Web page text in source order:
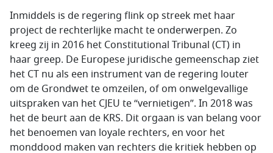
Inmiddels is de regering flink op streek met haar
project de rechterlijke macht te onderwerpen. Zo
kreeg zij in 2016 het Constitutional Tribunal (CT) in
haar greep. De Europese juridische gemeenschap ziet
het CT nu als een instrument van de regering louter
om de Grondwet te omzeilen, of om onwelgevallige
uitspraken van het CJEU te “vernietigen”. In 2018 was
het de beurt aan de KRS. Dit orgaan is van belang voor
het benoemen van loyale rechters, en voor het
monddood maken van rechters die kritiek hebben op